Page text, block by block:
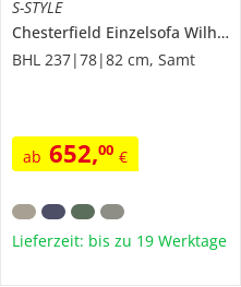
Wilhelm
S-STYLE
Chesterfield Einzelsofa Wilhelm
BHL 237|78|82 cm, Samt
ab 652,00 €
Lieferzeit: bis zu 19 Werktage